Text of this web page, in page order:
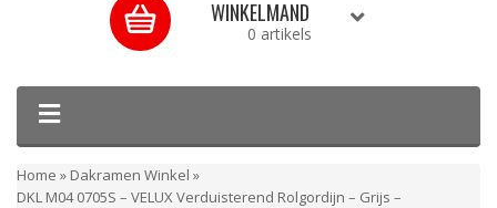
WINKELMAND
0 artikels
Home » Dakramen Winkel »
DKL M04 0705S – VELUX Verduisterend Rolgordijn – Grijs –